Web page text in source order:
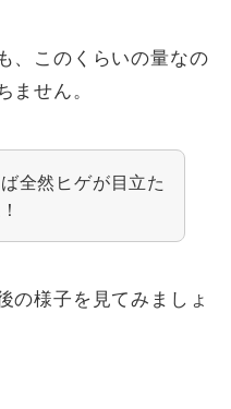
、このくらいの量なの
ません。
全然ヒゲが目立た
の様子を見てみましょ